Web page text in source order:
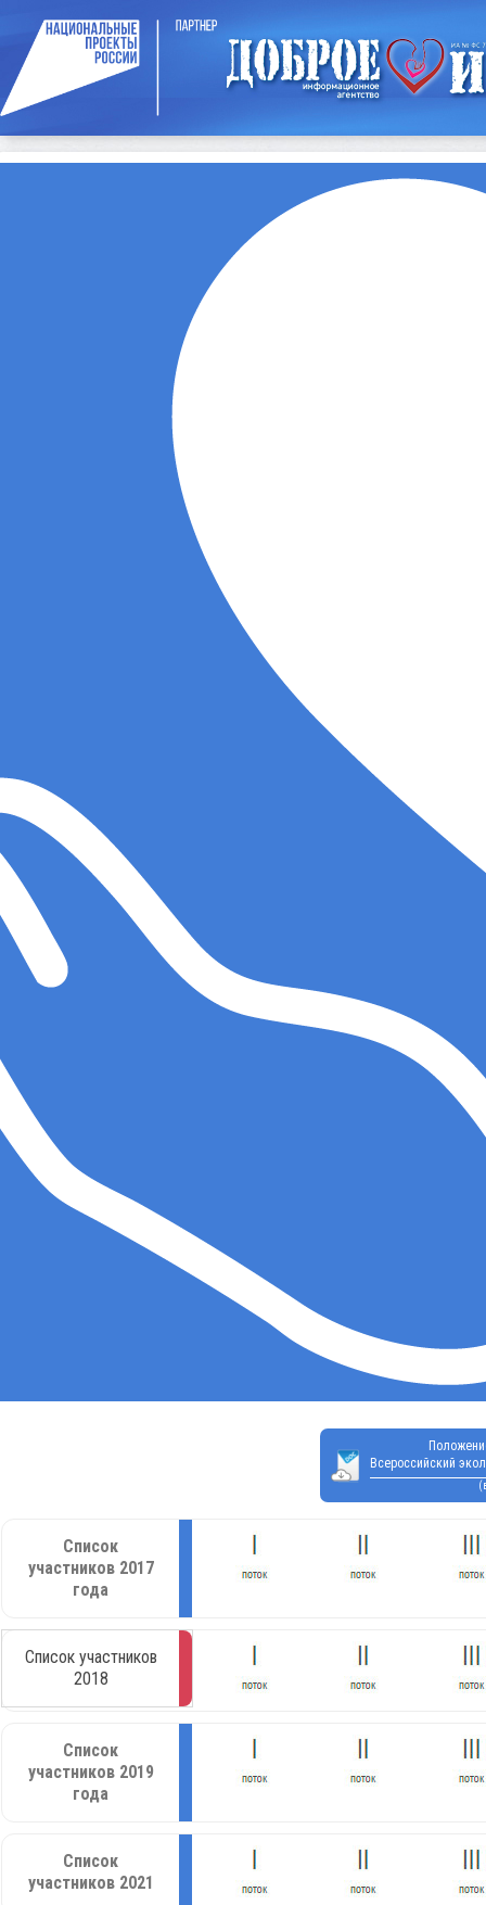
Всероссийский
Список
участников 2017
года
Список участников
2018
Список
участников 2019
года
Список
участников 2021